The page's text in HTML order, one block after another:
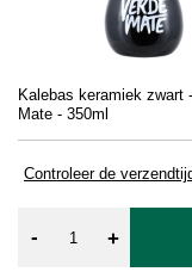
Kalebas keramiek zwart
Mate - 350ml
Controleer de
- +